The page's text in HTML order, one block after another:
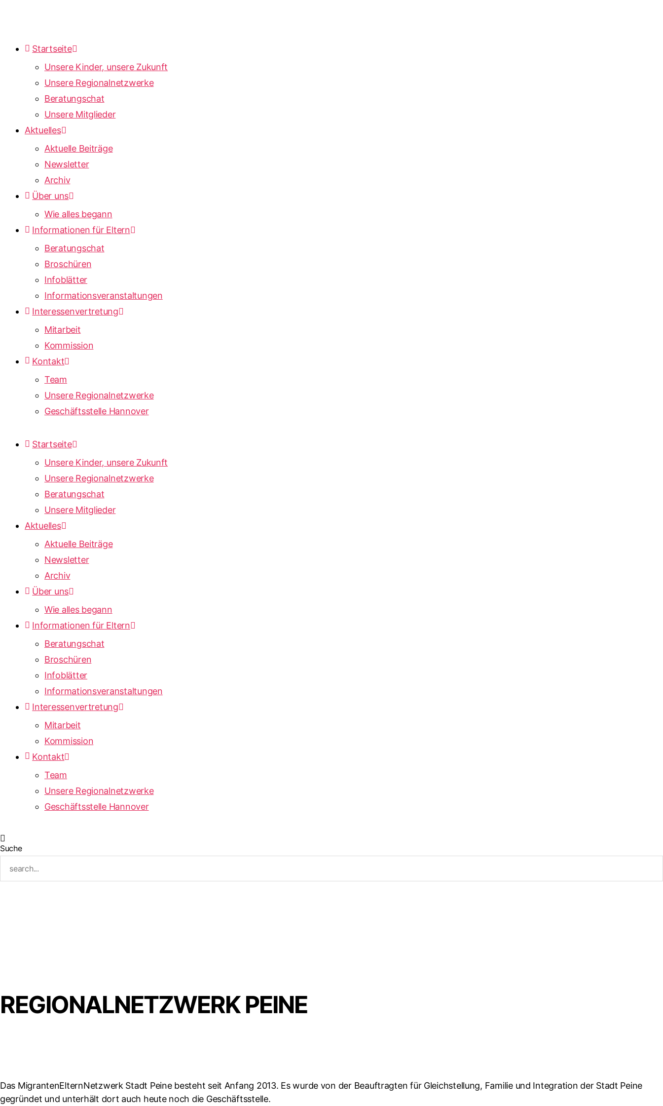
Startseite
Unsere Kinder, unsere Zukunft
Unsere Regionalnetzwerke
Beratungschat
Unsere Mitglieder
Aktuelles
Aktuelle Beiträge
Newsletter
Archiv
Über uns
Wie alles begann
Informationen für Eltern
Beratungschat
Broschüren
Infoblätter
Informationsveranstaltungen
Interessenvertretung
Mitarbeit
Kommission
Kontakt
Team
Unsere Regionalnetzwerke
Geschäftsstelle Hannover
Startseite
Unsere Kinder, unsere Zukunft
Unsere Regionalnetzwerke
Beratungschat
Unsere Mitglieder
Aktuelles
Aktuelle Beiträge
Newsletter
Archiv
Über uns
Wie alles begann
Informationen für Eltern
Beratungschat
Broschüren
Infoblätter
Informationsveranstaltungen
Interessenvertretung
Mitarbeit
Kommission
Kontakt
Team
Unsere Regionalnetzwerke
Geschäftsstelle Hannover
Suche
REGIONALNETZWERK PEINE
Das MigrantenElternNetzwerk Stadt Peine besteht seit Anfang 2013. Es wurde von der Beauftragten für Gleichstellung, Familie und Integration der Stadt Peine
gegründet und unterhält dort auch heute noch die Geschäftsstelle.